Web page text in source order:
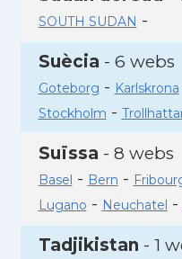
SOUTH SUDAN -
Suècia - 6 webs
Goteborg - Karlskrona
Stockholm -
Suïssa - 8 webs
Basel - Bern -
Lugano - Neuchatel -
Tadjikistan - 1